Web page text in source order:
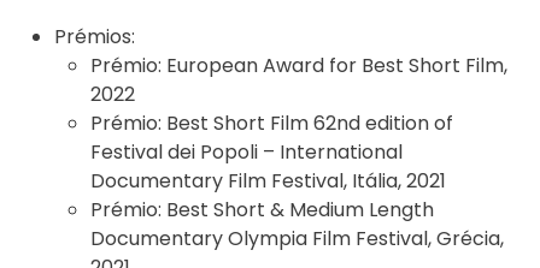
Prémios:
Prémio: European Award for Best Short Film,
2022
Prémio: Best Short Film 62nd edition of
Festival dei Popoli – International
Documentary Film Festival, Itália, 2021
Prémio: Best Short & Medium Length
Documentary Olympia Film Festival, Grécia,